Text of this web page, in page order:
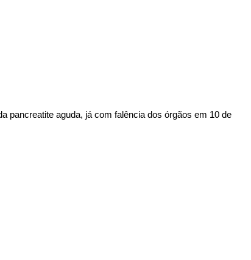
pancreatite aguda, já com falência dos órgãos em 10 de